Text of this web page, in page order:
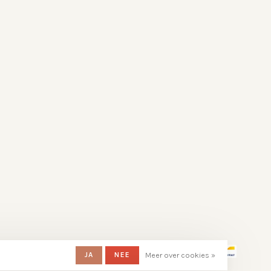
JA NEE Meer over cookies »